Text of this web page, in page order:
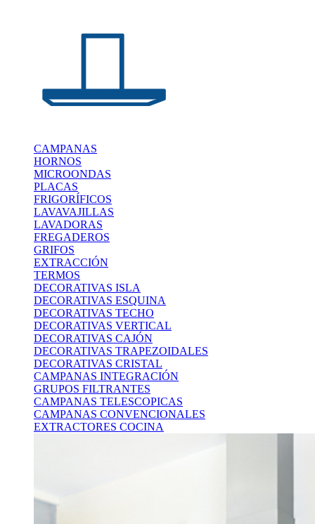
CAMPANAS
HORNOS
MICROONDAS
PLACAS
FRIGORÍFICOS
LAVAVAJILLAS
LAVADORAS
FREGADEROS
GRIFOS
EXTRACCIÓN
TERMOS
DECORATIVAS ISLA
DECORATIVAS ESQUINA
DECORATIVAS TECHO
DECORATIVAS VERTICAL
DECORATIVAS CAJÓN
DECORATIVAS TRAPEZOIDALES
DECORATIVAS CRISTAL
CAMPANAS INTEGRACIÓN
GRUPOS FILTRANTES
CAMPANAS TELESCOPICAS
CAMPANAS CONVENCIONALES
EXTRACTORES COCINA